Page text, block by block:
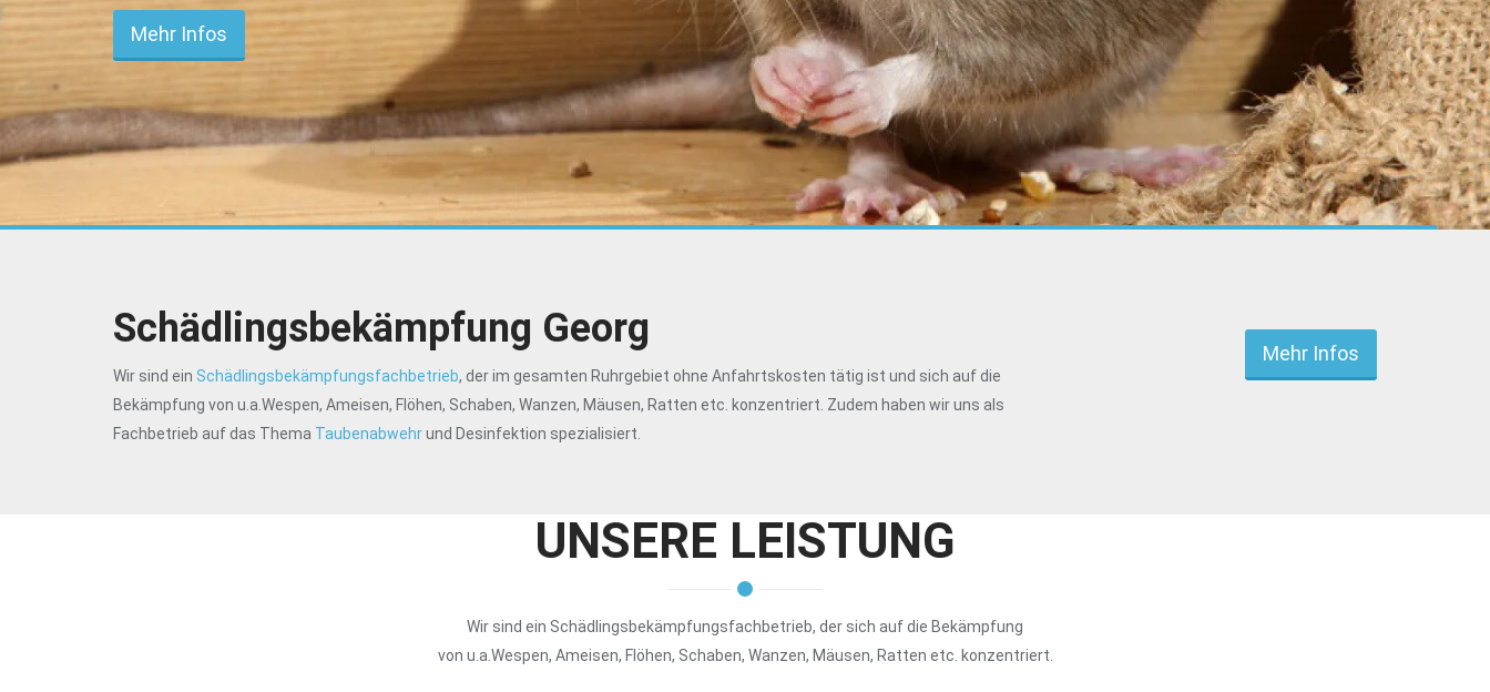
Mehr Infos
Schädlingsbekämpfung Georg
Wir sind ein Schädlingsbekämpfungsfachbetrieb, der im gesamten Ruhrgebiet ohne Anfahrtskosten tätig ist und sich auf die
Bekämpfung von u.a.Wespen, Ameisen, Flöhen, Schaben, Wanzen, Mäusen, Ratten etc. konzentriert. Zudem haben wir uns als
Fachbetrieb auf das Thema Taubenabwehrund Desinfektion spezialisiert.
Mehr Infos
UNSERE LEISTUNG
Wir sind ein Schädlingsbekämpfungsfachbetrieb, der sich auf die Bekämpfung
von u.a.Wespen, Ameisen, Flöhen, Schaben, Wanzen, Mäusen, Ratten etc. konzentriert.